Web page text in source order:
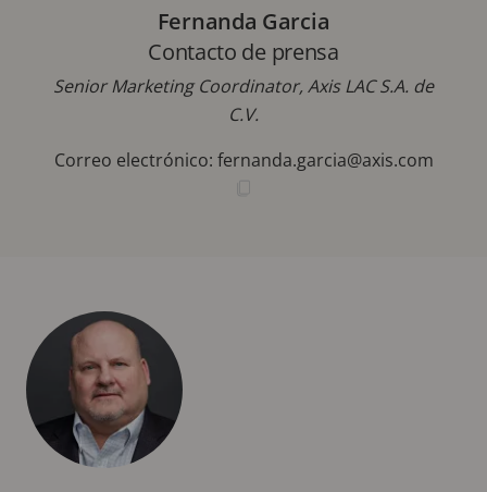
Fernanda Garcia
Contacto de prensa
Senior Marketing Coordinator, Axis LAC S.A. de
C.V.
Correo electrónico: fernanda.garcia@axis.com